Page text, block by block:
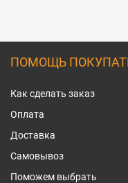
ПОМОЩЬ
Как сделать заказ
Оплата
Доставка
Самовывоз
Поможем выбрать